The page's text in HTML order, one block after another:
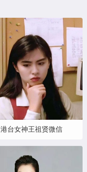
港台女神王祖贤微信